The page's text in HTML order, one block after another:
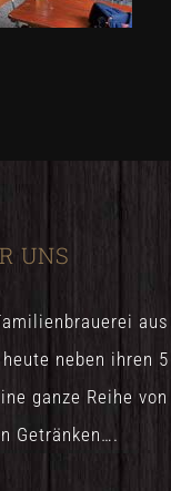
UNS
aus
neben ihren 5
ganze Reihe von
Getränken….